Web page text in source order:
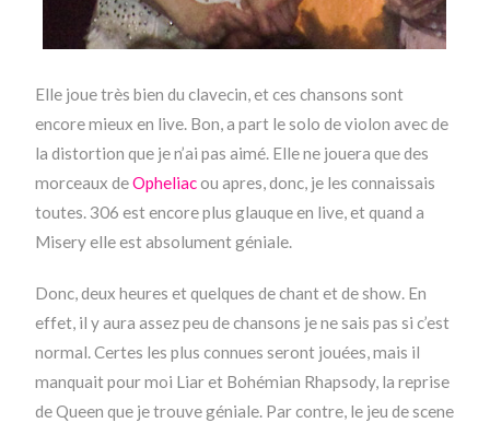
Elle joue très bien du clavecin, et ces chansons sont
encore mieux en live. Bon, a part le solo de violon avec de
la distortion que je n’ai pas aimé. Elle ne jouera que des
morceaux deOpheliacou apres, donc, je les connaissais
toutes. 306 est encore plus glauque en live, et quand a
Misery elle est absolument géniale.
Donc, deux heures et quelques de chant et de show. En
effet, il y aura assez peu de chansons je ne sais pas si c’est
normal. Certes les plus connues seront jouées, mais il
manquait pour moi Liar et Bohémian Rhapsody, la reprise
de Queen que je trouve géniale. Par contre, le jeu de scene